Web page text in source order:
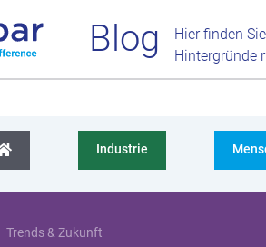
Blog
Hier finden
Hintergründe
Industrie
Trends & Zukunft